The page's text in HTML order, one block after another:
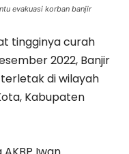
evakuasi korban banjir
tingginya curah
2022, Banjir
di wilayah
Kabupaten